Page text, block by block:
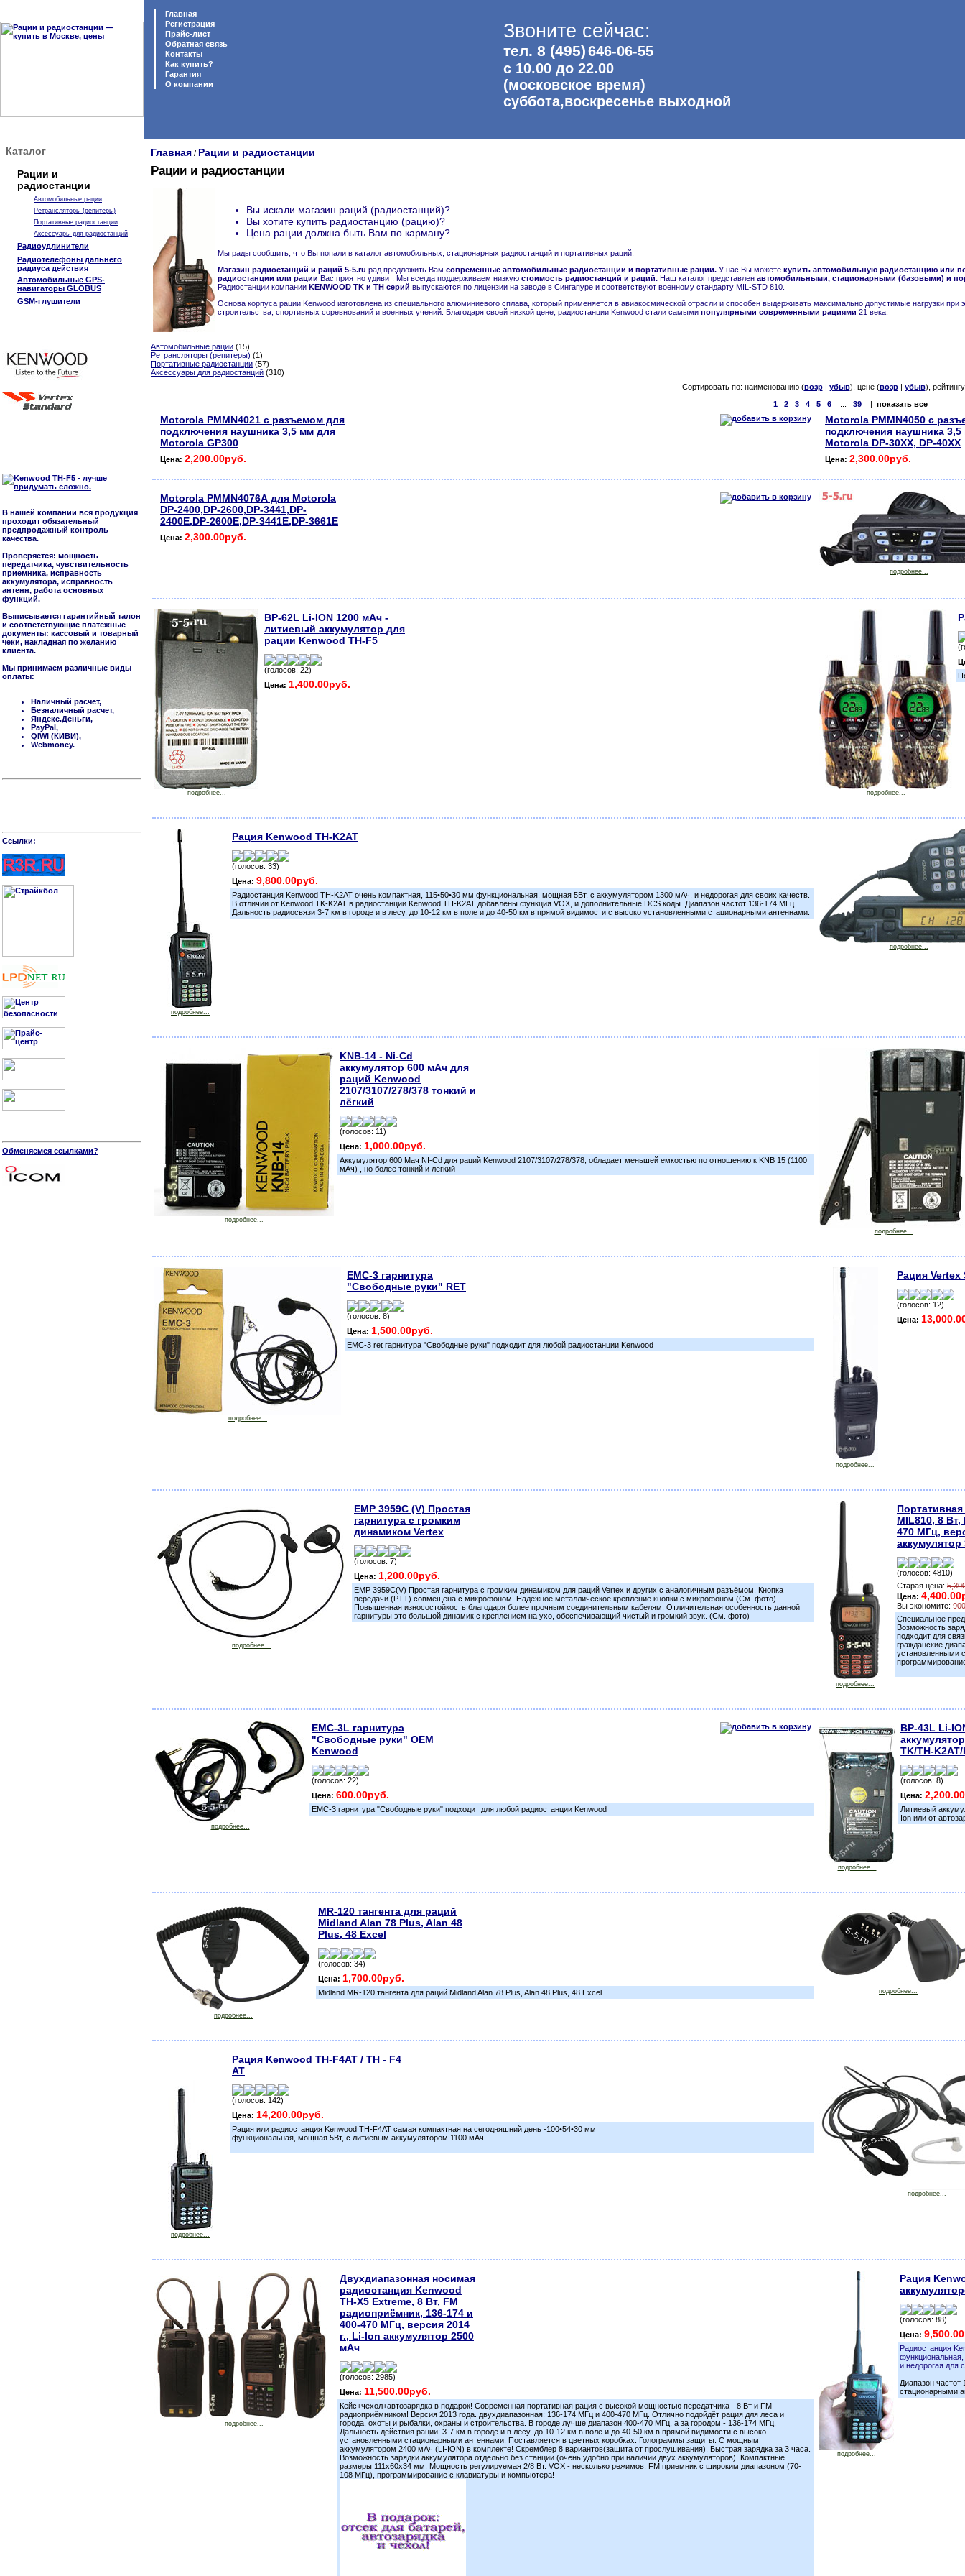
Главная
Регистрация
Прайс-лист
Обратная связь
Контакты
Как купить?
Гарантия
O компании
Звоните сейчас:
тел. 8 (495)646-06-55
с 10.00 до 22.00
(московское время)
суббота,воскресенье выходной
Каталог
Рации и
радиостанции
Автомобильные рации
Ретрансляторы (репитеры)
Портативные радиостанции
Аксессуары для радиостанций
Радиоудлинители
Радиотелефоны дальнего
радиуса действия
Автомобильные GPS-
навигаторы GLOBUS
GSM-глушители
В нашей компании вся продукция
проходит обязательный
предпродажный контроль
качества.
Проверяется: мощность
передатчика, чувствительность
приемника, исправность
аккумулятора, исправность
антенн, работа основных
функций.
Выписывается гарантийный талон
и соответствующие платежные
документы: кассовый и товарный
чеки, накладная по желанию
клиента.
Мы принимаем различные виды
оплаты:
Наличный расчет,
Безналичный расчет,
Яндекс.Деньги,
PayPal,
QIWI (КИВИ),
Webmoney.
Cсылки:
Обменяемся ссылками?
Главная / Рации и радиостанции
Рации и радиостанции
Вы искали магазин раций (радиостанций)?
Вы хотите купить радиостанцию (рацию)?
Цена рации должна быть Вам по карману?
Мы рады сообщить, что Вы попали в каталог автомобильных, стационарных радиостанций и портативных раций.
Магазин радиостанций и раций 5-5.ru рад предложить Вам современные автомобильные радиостанции и портативные рации. У нас Вы можете купить автомобильную радиостанцию или
радиостанции или рации Вас приятно удивит. Мы всегда поддерживаем низкую стоимость радиостанций и раций. Наш каталог представлен автомобильными, стационарными (базовыми) и
Радиостанции компании KENWOOD TK и TH серий выпускаются по лицензии на заводе в Сингапуре и соответствуют военному стандарту MIL-STD 810.
Основа корпуса рации Kenwood изготовлена из специального алюминиевого сплава, который применяется в авиакосмической отрасли и способен выдерживать максимально допустимые нагрузки при
строительства, спортивных соревнований и военных учений. Благодаря своей низкой цене, радиостанции Kenwood стали самыми популярными современными рациями 21 века.
Автомобильные рации (15)
Ретрансляторы (репитеры) (1)
Портативные радиостанции (57)
Аксессуары для радиостанций (310)
Сортировать по: наименованию (возр| убыв), цене (возр| убыв),
1
2 3 4 5 6... 39| показать все
Motorola PMMN4021 с разъемом для
подключения наушника 3,5 мм для
Motorola GP300
Цена: 2,200.00руб.
Motorola PMMN4050 с
подключения наушника
Motorola DP-30ХХ, DP-40ХХ
Цена: 2,300.00руб.
Motorola PMMN4076А для Motorola
DP-2400,DP-2600,DP-3441,DP-
2400E,DP-2600E,DP-3441E,DP-3661E
Цена: 2,300.00руб.
подробнее...
подробнее...
BP-62L Li-ION 1200 мАч -
литиевый аккумулятор для
рации Kenwood TH-F5
(голосов: 22)
Цена: 1,400.00руб.
подробнее...
подробнее...
Рация Kenwood TH-K2AT
(голосов: 33)
Цена: 9,800.00руб.
Радиостанция Kenwood TH-K2AT oчень компактная, 115•50•30 мм функциональная, мощная 5Вт, с аккумулятором 1300 мАч. и недорогая для своих качеств.
В отличии от Kenwood TK-K2AT в радиостанции Kenwood TH-K2AT добавлены функция VOX, и дополнительные DCS коды. Диапазон частот 136-174 МГц.
Дальность радиосвязи 3-7 км в городе и в лесу, до 10-12 км в поле и до 40-50 км в прямой видимости с высоко установленными стационарными антеннами.
подробнее...
подробнее...
KNB-14 - Ni-Cd
аккумулятор 600 мАч для
раций Kenwood
2107/3107/278/378 тонкий и
лёгкий
(голосов: 11)
Цена: 1,000.00руб.
Аккумулятор 600 Мач NI-Cd для раций Kenwood 2107/3107/278/378, обладает меньшей емкостью по отношению к KNB 15 (1100
мАч) , но более тонкий и легкий
подробнее...
подробнее...
EMC-3 гарнитура
"Свободные руки" RET
(голосов: 8)
Цена: 1,500.00руб.
EMC-3 ret гарнитура "Свободные руки" подходит для любой радиостанции Kenwood
подробнее...
Рация Vertex
(голосов: 12)
Цена:
подробнее...
EMP 3959C (V) Простая
гарнитура с громким
динамиком Vertex
(голосов: 7)
Цена: 1,200.00руб.
EMP 3959C(V) Простая гарнитура с громким динамиком для раций Vertex и других с аналогичным разъёмом. Кнопка
передачи (PTT) совмещена с микрофоном. Надежное металлическое крепление кнопки с микрофоном (См. фото)
Повышенная износостойкость благодаря более прочным соединительным кабелям. Отличительная особенность данной
гарнитуры это большой динамик с креплением на ухо, обеспечивающий чистый и громкий звук. (См. фото)
подробнее...
MIL810, 8
470 МГц,
(голосов: 4810)
Старая цена:
Цена:
Вы экономите:
Специальное
Возможность
подходит для
гражданские
установленными
подробнее...
EMC-3L гарнитура
"Свободные руки" OEM
Kenwood
(голосов: 22)
Цена: 600.00руб.
EMC-3 гарнитура "Свободные руки" подходит для любой радиостанции Kenwood
подробнее...
BP-43L Li-
TK/TH-K2AT/
(голосов: 8)
Цена:
Литиевый
Ion или от
подробнее...
MR-120 тангента для раций
Midland Alan 78 Plus, Alan 48
Plus, 48 Excel
(голосов: 34)
Цена: 1,700.00руб.
Midland MR-120 тангента для раций Midland Alan 78 Plus, Alan 48 Plus, 48 Excel подробнее...
подробнее...
Рация Kenwood TH-F4AT / TH - F4
AT
(голосов: 142)
Цена: 14,200.00руб.
Рация или радиостанция Kenwood TH-F4AT самая компактная на сегодняшний день -100•54•30 мм
функциональная, мощная 5Вт, с литиевым аккумулятором 1100 мАч.
подробнее...
подробнее...
Двухдиапазонная носимая
радиостанция Kenwood
TH-X5 Extreme, 8 Вт, FM
радиоприёмник, 136-174 и
400-470 МГц, версия 2014
г., Li-Ion аккумулятор 2500
мАч
(голосов: 2985)
Цена: 11,500.00руб.
Кейс+чехол+автозарядка в подарок! Современная портативная рация с высокой мощностью передатчика - 8 Вт и FM
радиоприёмником! Версия 2013 года. двухдиапазонная: 136-174 МГц и 400-470 МГц. Отлично подойдёт рация для леса и
города, охоты и рыбалки, охраны и строительства. В городе лучше диапазон 400-470 МГц, а за городом - 136-174 МГц.
Дальность действия рации: 3-7 км в городе и в лесу, до 10-12 км в поле и до 40-50 км в прямой видимости с высоко
установленными стационарными антеннами. Поставляется в цветных коробках. Голограммы защиты. С мощным
аккумулятором 2400 мАч (LI-ION) в комплекте! Скремблер 8 вариантов(защита от прослушивания). Быстрая зарядка за 3 часа.
Возможность зарядки аккумулятора отдельно без станции (очень удобно при наличии двух аккумуляторов). Компактные
размеры 111x60x34 мм. Мощность регулируемая 2/8 Вт. VOX - несколько режимов. FM приемник с широким диапазоном (70-
108 МГц), программирование с клавиатуры и компьютера!
подробнее...
Рация
(голосов: 88)
Цена:
Радиостанция
и недорогая для
Диапазон
стационарными